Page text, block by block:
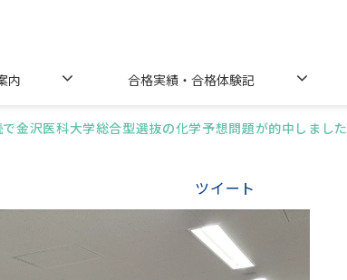
内 合格実績・合格体験記
で金沢医科大学総合型選抜の化学予想問題が的中しました
ツイート